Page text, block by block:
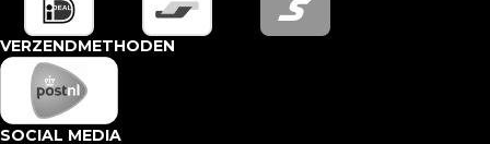
VERZENDMETHODEN
SOCIAL MEDIA